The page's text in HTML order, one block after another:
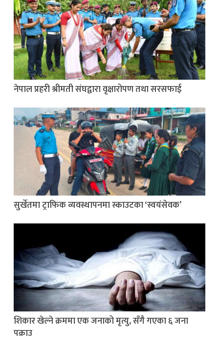
नेपाल प्रहरी श्रीमती संघद्वारा वृक्षारोपण तथा सरसफाई
सुर्खेतमा ट्राफिक व्यवस्थापनमा स्काउटका ‘स्वयंसेवक’
शिकार खेल्ने क्रममा एक जनाको मृत्यु, सँगै गएका ६ जना
पक्राउ